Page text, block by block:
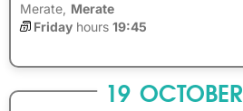
Merate, Merate
Friday hours 19:45
19 OCTOBER